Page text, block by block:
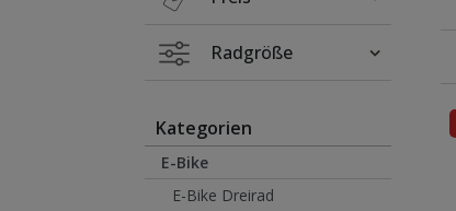
Radgröße
Kategorien
E-Bike
E-Bike Dreirad